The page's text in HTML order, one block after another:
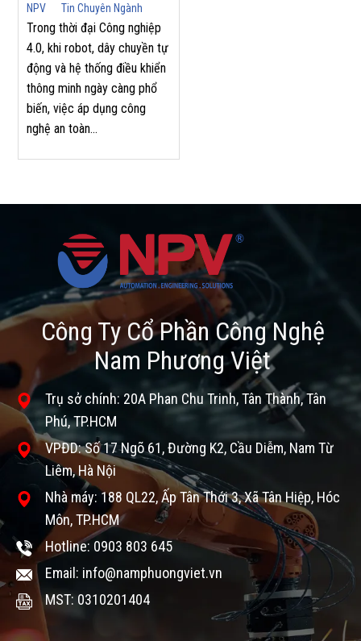
NPV
Tin Chuyên Ngành
Trong thời đại Công nghiệp
4.0, khi robot, dây chuyền tự
động và hệ thống điều khiển
thông minh ngày càng phổ
biến, việc áp dụng công
nghệ an toàn...
Công Ty Cổ Phần Công Nghệ
Nam Phương Việt
Trụ sở chính: 20A Phan Chu Trinh, Tân Thành, Tân
Phú, TP.HCM
VPĐD: Số 17 Ngõ 61, Đường K2, Cầu Diễm, Nam Từ
Liêm, Hà Nội
Nhà máy: 188 QL22, Ấp Tân Thới 3, Xã Tân Hiệp, Hóc
Môn, TP.HCM
Hotline: 0903 803 645
Email: info@namphuongviet.vn
MST: 0310201404